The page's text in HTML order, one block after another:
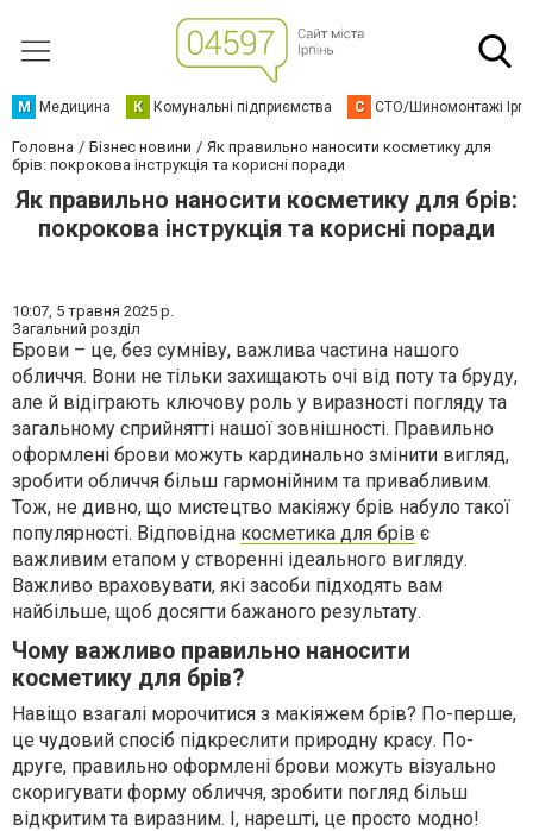
М Медицина К Комунальні підприємства С СТО/Шиномонтажі
Головна Бізнес новини
Як правильно наносити косметику для
брів: покрокова інструкція та корисні поради
Як правильно наносити косметику для брів:
покрокова інструкція та корисні поради
10:07, 5 травня 2025 р.
Загальний розділ
Брови – це, без сумніву, важлива частина нашого
обличчя. Вони не тільки захищають очі від поту та бруду,
але й відіграють ключову роль у виразності погляду та
загальному сприйнятті нашої зовнішності. Правильно
оформлені брови можуть кардинально змінити вигляд,
зробити обличчя більш гармонійним та привабливим.
Тож, не дивно, що мистецтво макіяжу брів набуло такої
популярності. Відповідна косметика для брів є
важливим етапом у створенні ідеального вигляду.
Важливо враховувати, які засоби підходять вам
найбільше, щоб досягти бажаного результату.
Чому важливо правильно наносити
косметику для брів?
Навіщо взагалі морочитися з макіяжем брів? По-перше,
це чудовий спосіб підкреслити природну красу. По-
друге, правильно оформлені брови можуть візуально
скоригувати форму обличчя, зробити погляд більш
відкритим та виразним. І, нарешті, це просто модно!